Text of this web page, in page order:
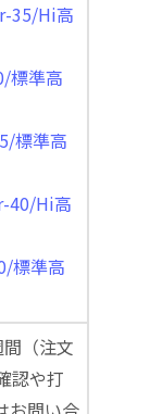
35/Hi高
標準高
標準高
40/Hi高
標準高
（注文
認や打